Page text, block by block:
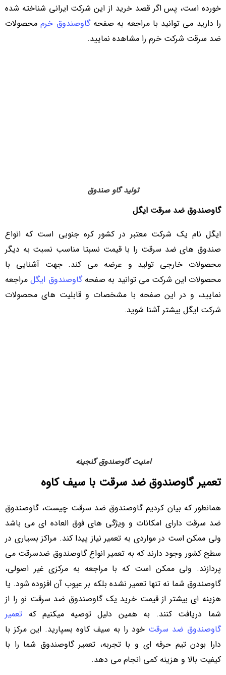
خورده است، پس اگر قصد خرید از این شرکت ایرانی شناخته شده
را دارید می توانید با مراجعه به صفحهگاوصندوق خرممحصولات
ضد سرقت شرکت خرم را مشاهده نمایید.
تولید گاو صندوق
گاوصندوق ضد سرقت ایگل
ایگل نام یک شرکت معتبر در کشور کره جنوبی است که انواع
صندوق های ضد سرقت را با قیمت نسبتا مناسب نسبت به دیگر
محصولات خارجی تولید و عرضه می کند. جهت آشنایی با
محصولات این شرکت می توانید به صفحهگاوصندوق ایگلمراجعه
نمایید، و در این صفحه با مشخصات و قابلیت های محصولات
شرکت ایگل بیشتر آشنا شوید.
امنیت گاوصندوق گنجینه​
تعمیر گاوصندوق ضد سرقت با سیف کاوه
همانطور که بیان کردیم گاوصندوق ضد سرقت چیست، گاوصندوق
ضد سرقت دارای امکانات و ویژگی های فوق العاده ای می باشد
ولی ممکن است در مواردی به تعمیر نیاز پیدا کند. مراکز بسیاری در
سطح کشور وجود دارند که به تعمیر انواع گاوصندوق ضدسرقت می
پردازند. ولی ممکن است که با مراجعه به مرکزی غیر اصولی،
گاوصندوق شما نه تنها تعمیر نشده بلکه بر عیوب آن افزوده شود. یا
هزینه ای بیشتر از قیمت خرید یک گاوصندوق ضد سرقت نو را از
شما دریافت کنند. به همین دلیل توصیه میکنیم که تعمیر
گاوصندوق ضد سرقت خود را به سیف کاوه بسپارید. این مرکز با
دارا بودن تیم حرفه ای و با تجربه، تعمیر گاوصندوق شما را با
کیفیت بالا و هزینه کمی انجام می دهد.